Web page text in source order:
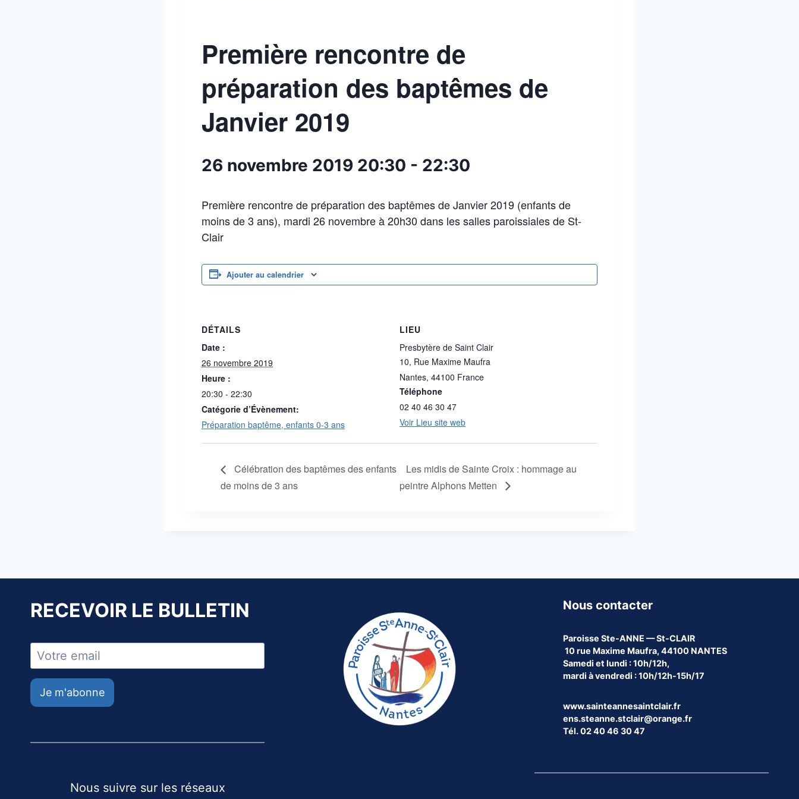
Première rencontre de
préparation des baptêmes de
Janvier 2019
26 novembre 2019 20:30 - 22:30
Première rencontre de préparation des baptêmes de Janvier 2019 (enfants de
moins de 3 ans), mardi 26 novembre à 20h30 dans les salles paroissiales de St-
Clair
Ajouter au calendrier
DÉTAILS
Date :
26 novembre 2019
Heure :
20:30 - 22:30
Catégorie d’Évènement:
Préparation baptême, enfants 0-3 ans
LIEU
Presbytère de Saint Clair
10, Rue Maxime Maufra
Nantes, 44100 France
Téléphone
02 40 46 30 47
Voir Lieu site web
Célébration des baptêmes des enfants
de moins de 3 ans
Les midis de Sainte Croix : hommage au
peintre Alphons Metten
RECEVOIR LE BULLETIN
Je m'abonne
Nous suivre sur les réseaux
Nous contacter
Paroisse Ste-ANNE — St-CLAIR
10 rue Maxime Maufra, 44100 NANTES
Samedi et lundi : 10h/12h,
mardi à vendredi : 10h/12h-15h/17
www.sainteannesaintclair.fr
ens.steanne.stclair@orange.fr
Tél. 02 40 46 30 47